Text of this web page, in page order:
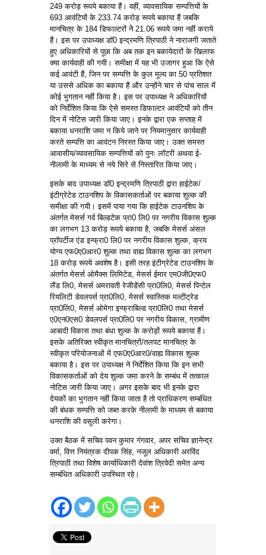
249 करोड़ रूपये बकाया हैं। वहीं, व्यावसायिक सम्पत्तियों के
693 आवंटियों के 233.74 करोड़ रूपये बकाया हैं जबकि
मानचित्र के 184 डिफाल्टरों नेे 21.06 रूपये जमा नहीं कराये
हैं। इस पर उपाध्यक्ष डाॅ0 इन्द्रमणि त्रिपाठी ने नाराजगी जताते
हुए अधिकारियों से पूछा कि अब तक इन बकायेदारों के खिलाफ
क्या कार्यवाही की गयी। समीक्षा में यह भी उजागर हुआ कि ऐसे
कई आवंटी हैं, जिन पर सम्पत्ति के कुल मूल्य का 50 प्रतिशत
या उससे अधिक का बकाया हैं और उन्होंने चार से पांच साल में
कोई भुगतान नहीं किया है। इस पर उपाध्यक्ष ने अधिकारियों
को निर्देशित किया कि ऐसे समस्त डिफाल्टर आवंटियों को तीन
दिन में नोटिस जारी किया जाए। इनके द्वारा एक सप्ताह में
बकाया धनराशि जमा न किये जाने पर नियमानुसार कार्यवाही
करते सम्पत्ति का आवंटन निरस्त किया जाए। उक्त समस्त
आवासीय/व्यावसायिक सम्पत्तियों को पुनः लाॅटरी अथवा ई-
नीलामी के माध्यम से नये सिरे से निस्तारित किया जाए।
इसके बाद उपाध्यक्ष डाॅ0 इन्द्रमणि त्रिपाठी द्वारा हाईटेक/
इंटीग्रेटेड टाउनशिप के विकासकर्ताओं पर बकाया शुल्क की
समीक्षा की गयी। इसमें पाया गया कि हाईटेक टाउनशिप के
अंतर्गत मेसर्स गर्व बिल्डटेक प्रा0 लि0 पर नगरीय विकास शुल्क
का लगभग 13 करोड़ रूपये बकाया है, जबकि मेसर्स अंसल
प्राॅपर्टीज एंड इन्फ्रा0 लि0 पर नगरीय विकास शुल्क, क्रय
योग्य एफ0ए0आर0 शुल्क तथा वाह्य विकास शुल्क का लगभग
18 करोड़ रूपये अवशेष है। इसी तरह इंटीग्रेटेड टाउनशिप के
अंतर्गत मेसर्स ओमैक्स लिमिटेड, मेसर्स ईमार एम0जी0एफ0
लैंड लि0, मेसर्स अमरावती रेजीडेंसी प्रा0लि0, मेसर्स पिन्टेल
रियलिटी डेवलपर्स प्रा0लि0, मेसर्स स्वास्तिक मल्टीट्रेड
प्रा0लि0, मेसर्स ओमेगा इन्फ्राबिल्ड प्रा0लि0 तथा मेसर्स
ए0एन0एस0 डेवलपर्स प्रा0लि0 पर नगरीय विकास, ग्रामीण
आबादी विकास तथा बंधा शुल्क के करोड़ों रूपये बकाया हैं।
इसके अतिरिक्त स्वीकृत मानचित्रों/तलपट मानचित्र के
स्वीकृत परियोजनाओं में एफ0ए0आर0/वाह्य विकास शुल्क
बकाया है। इस पर उपाध्यक्ष ने निर्देशित किया कि इन सभी
विकासकर्ताओं को देय शुल्क जमा करने के सम्बंध में तत्काल
नोटिस जारी किया जाए। अगर इसके बाद भी इनके द्वारा
देयकों का भुगतान नहीं किया जाता है तो प्राधिकरण सम्बंधित
की बंधक सम्पत्ति को जब्त करके नीलामी के माध्यम से बकाया
धनराशि की वसूली करेगा।
उक्त बैठक में सचिव पवन कुमार गंगवार, अपर सचिव ज्ञानेन्द्र
वर्मा, वित्त नियंत्रक दीपक सिंह, नजूल अधिकारी अरविंद
त्रिपाठी तथा विशेष कार्याधिकारी देवांश त्रिवेदी समेत अन्य
सम्बंधित अधिकारी उपस्थित रहे।